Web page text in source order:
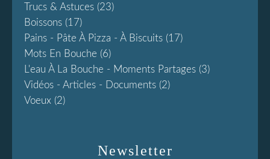
Newsletter
Trucs & Astuces (23)
Boissons (17)
Pains - Pâte À Pizza - À Biscuits (17)
Mots En Bouche (6)
L'eau À La Bouche - Moments Partages (3)
Vidéos - Articles - Documents (2)
Voeux (2)